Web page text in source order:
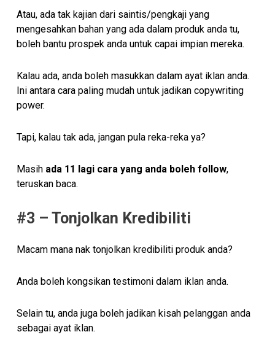
Atau, ada tak kajian dari saintis/pengkaji yang
mengesahkan bahan yang ada dalam produk anda tu,
boleh bantu prospek anda untuk capai impian mereka.
Kalau ada, anda boleh masukkan dalam ayat iklan anda.
Ini antara cara paling mudah untuk jadikan copywriting
power.
Tapi, kalau tak ada, jangan pula reka-reka ya?
Masih ada 11 lagi cara yang anda boleh follow,
teruskan baca.
#3 – Tonjolkan Kredibiliti
Macam mana nak tonjolkan kredibiliti produk anda?
Anda boleh kongsikan testimoni dalam iklan anda.
Selain tu, anda juga boleh jadikan kisah pelanggan anda
sebagai ayat iklan.